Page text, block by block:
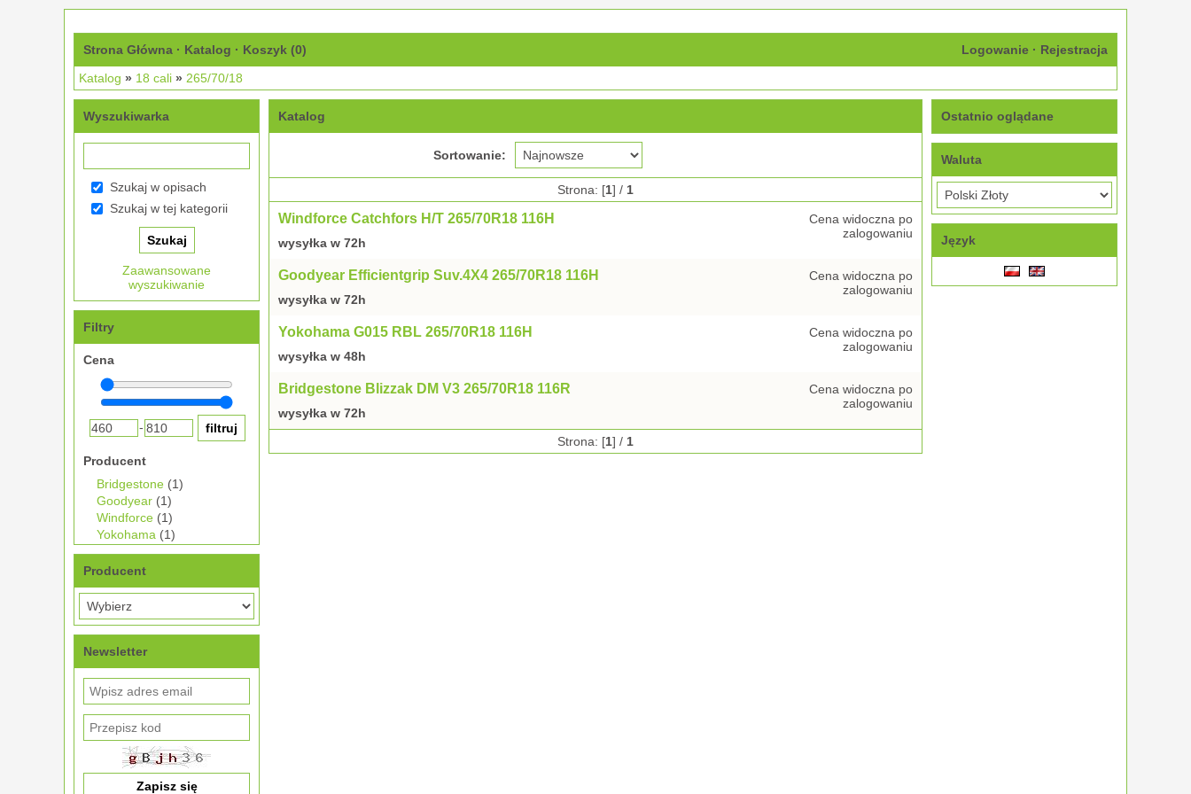
Strona Główna · Katalog · Koszyk (0) Logowanie · Rejestracja
Katalog » 18 cali » 265/70/18
Wyszukiwarka
Szukaj w opisach
Szukaj w tej kategorii
Zaawansowane
wyszukiwanie
Filtry
Cena
-
Producent
Bridgestone (1)
Goodyear (1)
Windforce (1)
Yokohama (1)
Producent
Newsletter
Katalog
Sortowanie:
Strona: [1] / 1
Windforce Catchfors H/T 265/70R18 116H
wysyłka w 72h
Cena widoczna po
zalogowaniu
Goodyear Efficientgrip Suv.4X4 265/70R18 116H
wysyłka w 72h
Cena widoczna po
zalogowaniu
Yokohama G015 RBL 265/70R18 116H
wysyłka w 48h
Cena widoczna po
zalogowaniu
Bridgestone Blizzak DM V3 265/70R18 116R
wysyłka w 72h
Cena widoczna po
zalogowaniu
Strona: [1] / 1
Ostatnio oglądane
Waluta
Język